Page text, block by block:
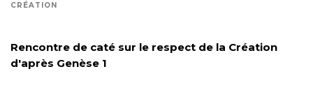
CRÉATION
Rencontre de caté sur le respect de la Création
d'après Genèse 1